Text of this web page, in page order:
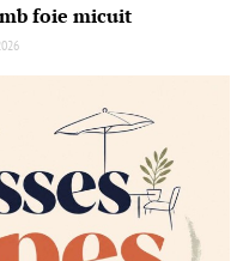
foie micuit